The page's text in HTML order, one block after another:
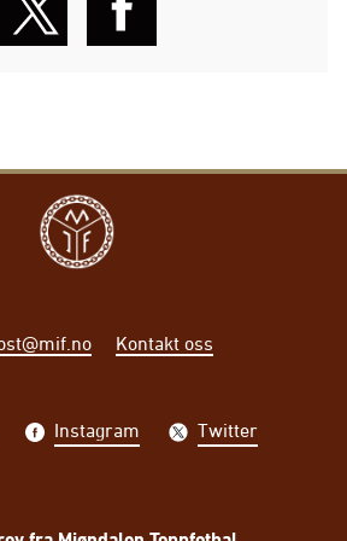
Kontakt oss
Instagram Twitter